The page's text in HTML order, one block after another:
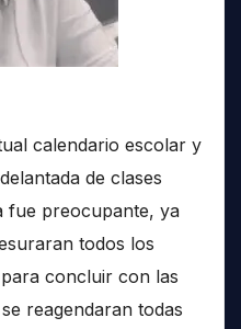
calendario escolar y
de clases
fue preocupante, ya
todos los
concluir con las
reagendaran todas